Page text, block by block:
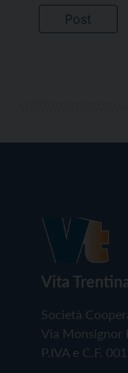
Vita
Società
Via Monsignor
P.IVA e C.F.